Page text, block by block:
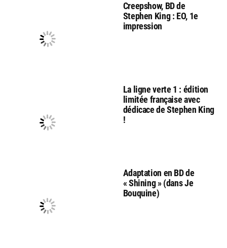
Creepshow, BD de
Stephen King : EO, 1e
impression
La ligne verte 1 : édition
limitée française avec
dédicace de Stephen King
!
Adaptation en BD de
« Shining » (dans Je
Bouquine)